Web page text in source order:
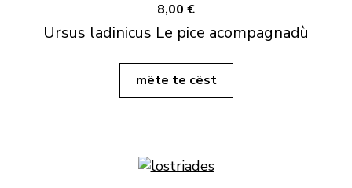
8,00 €
Ursus ladinicus Le pice acompagnadù
mëte te cëst